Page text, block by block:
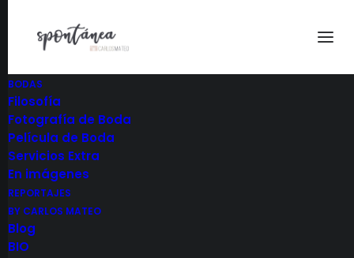
BODAS
Filosofía
Fotografía de Boda
Película de Boda
Servicios Extra
En imágenes
REPORTAJES
BY CARLOS MATEO
Blog
BIO
230923 Gema y Miguel baile
Home